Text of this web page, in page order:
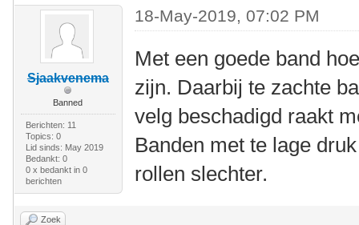
Sjaakvenema
Banned
Berichten: 11
Topics: 0
Lid sinds: May 2019
Bedankt: 0
0 x bedankt in 0
berichten
18-May-2019, 07:02 PM
Met een goede band
zijn. Daarbij te zachte
velg beschadigd raakt
Banden met te lage
rollen slechter.
Zoek